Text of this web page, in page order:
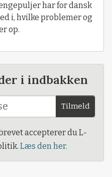
har for dansk
i, hvilke problemer og
op.
i indbakken
Tilmeld
accepterer du L-
Læs den her.